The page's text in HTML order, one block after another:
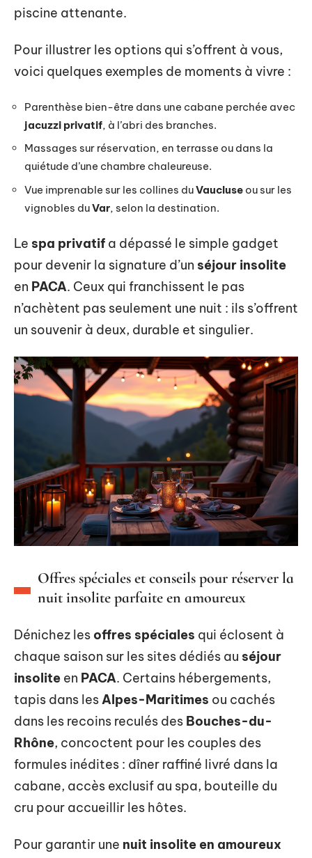
piscine attenante.
Pour illustrer les options qui s’offrent à vous,
voici quelques exemples de moments à vivre :
Parenthèse bien-être dans une cabane perchée avec
jacuzzi privatif, à l’abri des branches.
Massages sur réservation, en terrasse ou dans la
quiétude d’une chambre chaleureuse.
Vue imprenable sur les collines duVaucluse ou sur les
vignobles duVar, selon la destination.
Le spa privatif a dépassé le simple gadget
pour devenir la signature d’un séjour insolite
en PACA. Ceux qui franchissent le pas
n’achètent pas seulement une nuit : ils s’offrent
un souvenir à deux, durable et singulier.
Offres spéciales et conseils pour réserver la
nuit insolite parfaite en amoureux
Dénichez les offres spéciales qui éclosent à
chaque saison sur les sites dédiés au séjour
insolite en PACA. Certains hébergements,
tapis dans les Alpes-Maritimes ou cachés
dans les recoins reculés des Bouches-du-
Rhône, concoctent pour les couples des
formules inédites : dîner raffiné livré dans la
cabane, accès exclusif au spa, bouteille du
cru pour accueillir les hôtes.
Pour garantir une nuit insolite en amoureux